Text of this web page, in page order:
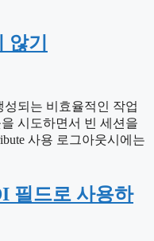
기
되는 비효율적인 작업
시도하면서 빈 세션을
사용 로그아웃시에는
필드로 사용하